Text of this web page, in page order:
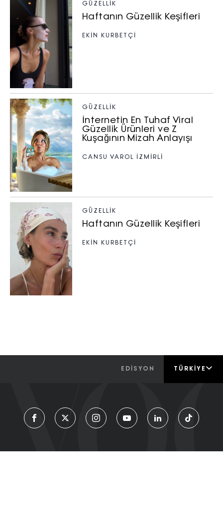
GÜZELLIK
Haftanın Güzellik Keşifleri
EKİN KURBETÇİ
GÜZELLIK
İnternetin En Tuhaf Viral
Güzellik Ürünleri ve Z
Kuşağının Mizah Anlayışı
CANSU VAROL İZMİRLİ
GÜZELLIK
Haftanın Güzellik Keşifleri
EKİN KURBETÇİ
EDİSYON TÜRKIYE